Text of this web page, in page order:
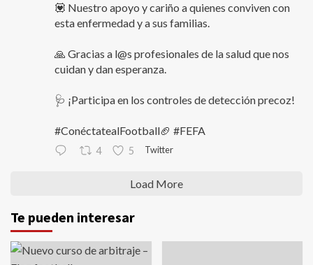
💟 Nuestro apoyo y cariño a quienes conviven con
esta enfermedad y a sus familias.
🙏 Gracias a l@s profesionales de la salud que nos
cuidan y dan esperanza.
🩺 ¡Participa en los controles de detección precoz!
#ConéctatealFootball🏈 #FEFA
4 5 Twitter
Load More
Te pueden interesar